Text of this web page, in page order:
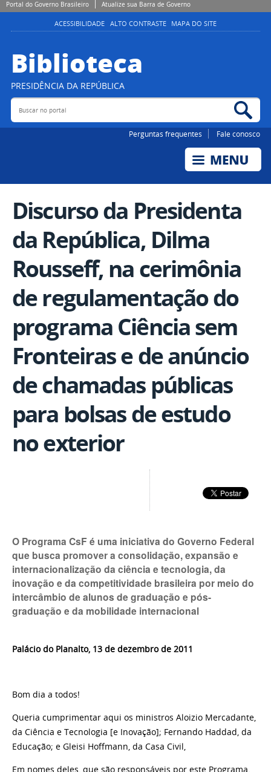
Portal do Governo Brasileiro Atualize sua Barra de Governo
ACESSIBILIDADE ALTO CONTRASTE MAPA DO SITE
Biblioteca
PRESIDÊNCIA DA REPÚBLICA
Buscar no portal
Perguntas frequentes Fale conosco
Discurso da Presidenta
da República, Dilma
Rousseff, na cerimônia
de regulamentação do
programa Ciência sem
Fronteiras e de anúncio
de chamadas públicas
para bolsas de estudo
no exterior
O Programa CsF é uma iniciativa do Governo Federal
que busca promover a consolidação, expansão e
internacionalização da ciência e tecnologia, da
inovação e da competitividade brasileira por meio do
intercâmbio de alunos de graduação e pós-
graduação e da mobilidade internacional
Palácio do Planalto, 13 de dezembro de 2011
Bom dia a todos!
Queria cumprimentar aqui os ministros Aloizio Mercadante,
da Ciência e Tecnologia [e Inovação]; Fernando Haddad, da
Educação; e Gleisi Hoffmann, da Casa Civil,
Em nomes deles, que são responsáveis por este Programa,